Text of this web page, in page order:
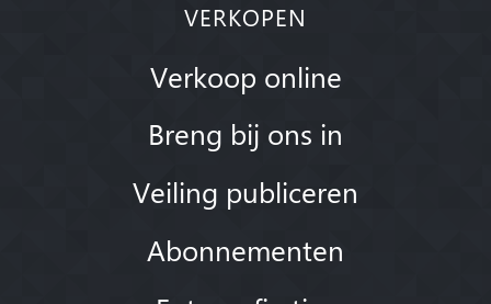
VERKOPEN
Verkoop online
Breng bij ons in
Veiling publiceren
Abonnementen